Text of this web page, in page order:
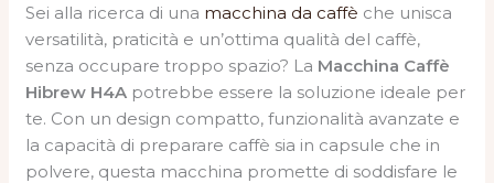
Sei alla ricerca di una macchina da caffè che unisca
versatilità, praticità e un’ottima qualità del caffè,
senza occupare troppo spazio? La Macchina Caffè
Hibrew H4A potrebbe essere la soluzione ideale per
te. Con un design compatto, funzionalità avanzate e
la capacità di preparare caffè sia in capsule che in
polvere, questa macchina promette di soddisfare le